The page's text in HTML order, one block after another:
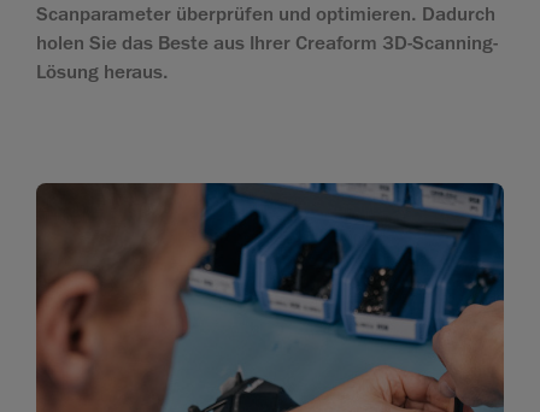
Scanparameter überprüfen und optimieren. Dadurch
holen Sie das Beste aus Ihrer Creaform 3D-Scanning-
Lösung heraus.